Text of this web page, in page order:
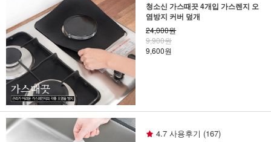
청소신 가스때끗 4개입 가스렌지 오
염방지 커버 덮개
24,000원
9,900원
9,600원
4.7 사용후기 (167)